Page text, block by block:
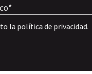
la política de privacidad.